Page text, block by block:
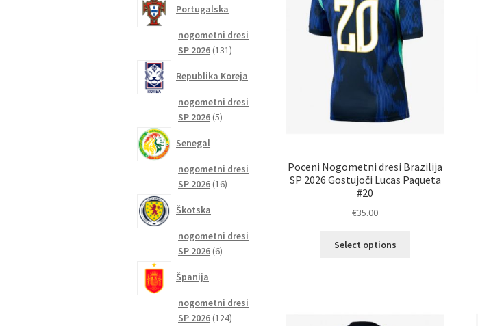
strani
izdelka
Poceni Nogometni dresi Brazilija
SP 2026 Gostujoči Lucas Paqueta
#20
€35.00
Select options
Portugalska
nogometni dresi
SP 2026 131131
Republika Koreja
nogometni dresi
SP 2026 55
Senegal
nogometni dresi
SP 2026 1616
Škotska
nogometni dresi
SP 2026 66
Španija
nogometni dresi
SP 2026 124124